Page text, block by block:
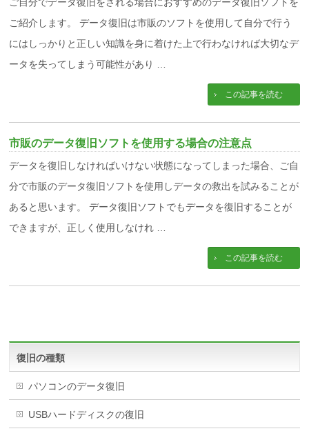
ご紹介します。 データ復旧は市販のソフトを使用して自分で行う
にはしっかりと正しい知識を身に着けた上で行わなければ大切なデ
ータを失ってしまう可能性があり …
この記事を読む
市販のデータ復旧ソフトを使用する場合の注意点
データを復旧しなければいけない状態になってしまった場合、ご自
分で市販のデータ復旧ソフトを使用しデータの救出を試みることが
あると思います。 データ復旧ソフトでもデータを復旧することが
できますが、正しく使用しなけれ …
この記事を読む
復旧の種類
パソコンのデータ復旧
USBハードディスクの復旧